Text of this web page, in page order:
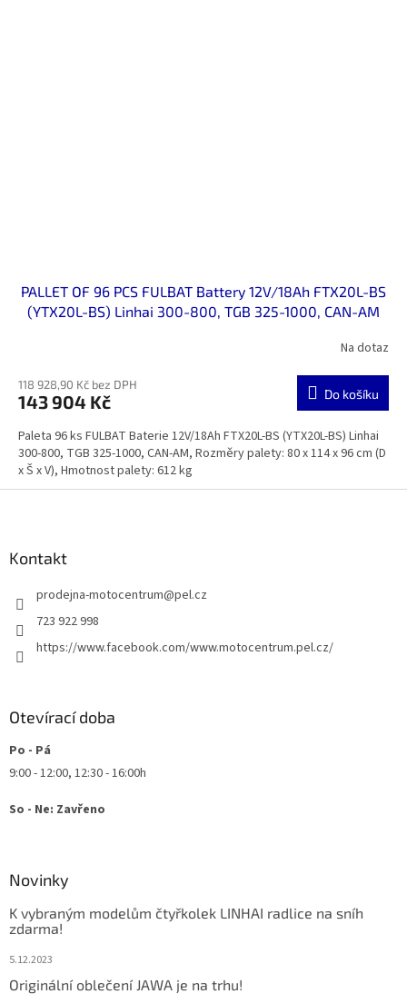
PALLET OF 96 PCS FULBAT Battery 12V/18Ah FTX20L-BS
(YTX20L-BS) Linhai 300-800, TGB 325-1000, CAN-AM
Na dotaz
118 928,90 Kč bez DPH
143 904 Kč Do košíku
Paleta 96 ks FULBAT Baterie 12V/18Ah FTX20L-BS (YTX20L-BS) Linhai
300-800, TGB 325-1000, CAN-AM, Rozměry palety: 80 x 114 x 96 cm (D
x Š x V), Hmotnost palety: 612 kg
Kontakt
prodejna-motocentrum@pel.cz
723 922 998
https://www.facebook.com/www.motocentrum.pel.cz/
Otevírací doba
Po - Pá
9:00 - 12:00, 12:30 - 16:00h
So - Ne: Zavřeno
Novinky
K vybraným modelům čtyřkolek LINHAI radlice na sníh
zdarma!
5.12.2023
Originální oblečení JAWA je na trhu!